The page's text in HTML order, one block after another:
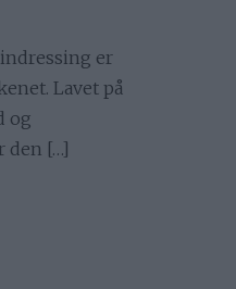
er
Lavet på
og
den […]